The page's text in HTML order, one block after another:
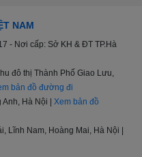
thước khác nhau 208l,
655 lít giúp người tiêu dùng
với nhu cầu, tiếp xúc với
tầm trung, trung - cao
NAM
- Nơi cấp: Sở KH & ĐT TP.Hà
đô thị Thành Phố Giao Lưu,
bản đồ đường đi
Hà Nội | Xem bản đồ
Lĩnh Nam, Hoàng Mai, Hà Nội |